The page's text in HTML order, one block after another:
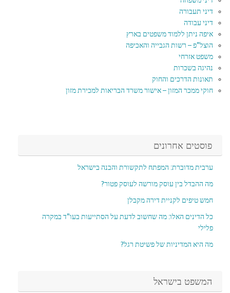
דיני תעבורה
דיני עבודה
איפה ניתן ללמוד משפטים בארץ
הוצל"פ – רשות הגבייה והאכיפה
משפט אזרחי
נהיגה בשכרות
תאונות הדרכים והחוק
חוקי ממכר המזון – אישור משרד הבריאות למכירת מזון
פוסטים אחרונים
ערבית מדוברת: המפתח לתקשורת והבנה בישראל
מה ההבדל בין עוסק מורשה לעוסק פטור?
חמש טיפים לקניית דירה מקבלן
כל הדינים האלו: מה שחשוב לדעת על הסתייעות בעו"ד במקרה
פלילי
מה היא המדיניות של פשיטת רגל?
המשפט בישראל